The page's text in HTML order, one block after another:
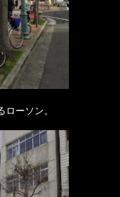
ローソン。